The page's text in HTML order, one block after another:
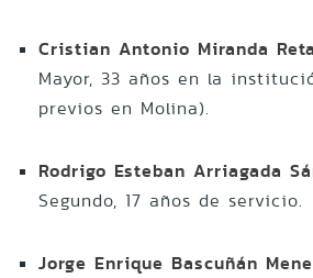
Cristian Antonio Miranda
Mayor, 33 años en la
previos en Molina).
Rodrigo Esteban Arriagada
Segundo, 17 años de servicio.
Jorge Enrique Bascuñán